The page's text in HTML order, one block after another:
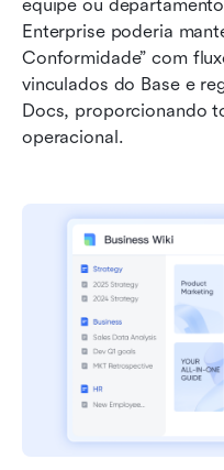
equipe ou
Enterprise poderia
Conformidade” com
vinculados do Base e
Docs, proporcionando
operacional.